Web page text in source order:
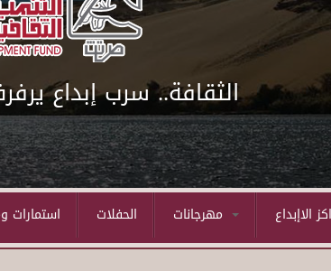
الثقافة.. سرب إبداع
استمارات الحفلات